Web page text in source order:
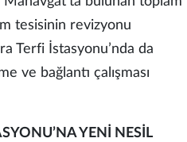
tesisinin revizyonu
Terfi İstasyonu’nda da
ve bağlantı çalışması
YENİ NESİL